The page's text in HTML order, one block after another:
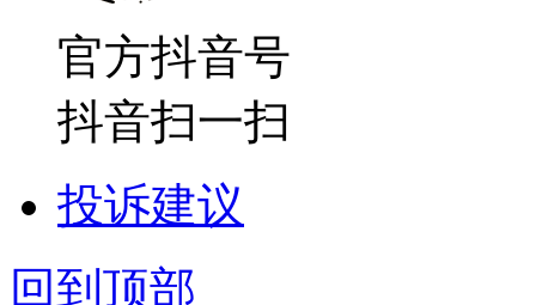
官方抖音号
抖音扫一扫
投诉建议
回到顶部